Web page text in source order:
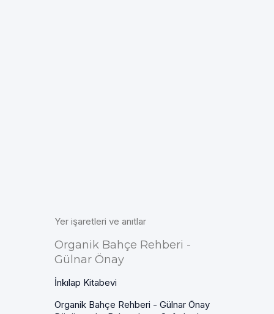
Yer işaretleri ve anıtlar
Organik Bahçe Rehberi -
Gülnar Önay
İnkılap Kitabevi
Organik Bahçe Rehberi - Gülnar Önay